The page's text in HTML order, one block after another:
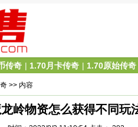
传奇 | 1.70月卡传奇 | 1.70原始传奇
>> 内容
岭物资怎么获得不同玩